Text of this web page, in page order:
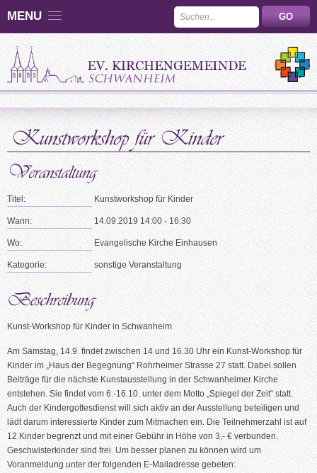
MENU
Titel: Kunstworkshop für Kinder
Wann: 14.09.2019 14:00 - 16:30
Wo: Evangelische Kirche Einhausen
Kategorie: sonstige Veranstaltung
Kunst-Workshop für Kinder in Schwanheim
Am Samstag, 14.9. findet zwischen 14 und 16.30 Uhr ein Kunst-Workshop für
Kinder im „Haus der Begegnung“ Rohrheimer Strasse 27 statt. Dabei sollen
Beiträge für die nächste Kunstausstellung in der Schwanheimer Kirche
entstehen. Sie findet vom 6.-16.10. unter dem Motto „Spiegel der Zeit“ statt.
Auch der Kindergottesdienst will sich aktiv an der Ausstellung beteiligen und
lädt darum interessierte Kinder zum Mitmachen ein. Die Teilnehmerzahl ist auf
12 Kinder begrenzt und mit einer Gebühr in Höhe von 3,- € verbunden.
Geschwisterkinder sind frei. Um besser planen zu können wird um
Voranmeldung unter der folgenden E-Mailadresse gebeten: